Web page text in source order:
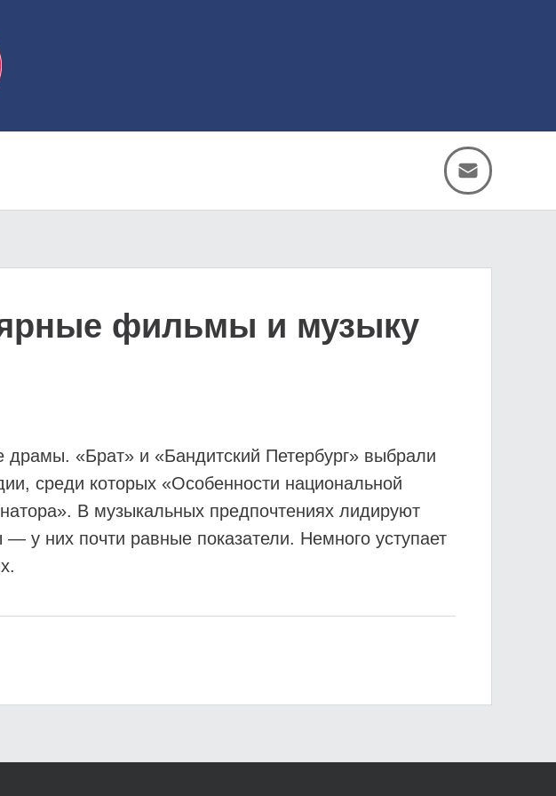
фильмы и музыку
«Брат» и «Бандитский Петербург» выбрали
среди которых «Особенности национальной
В музыкальных предпочтениях лидируют
у них почти равные показатели. Немного уступает